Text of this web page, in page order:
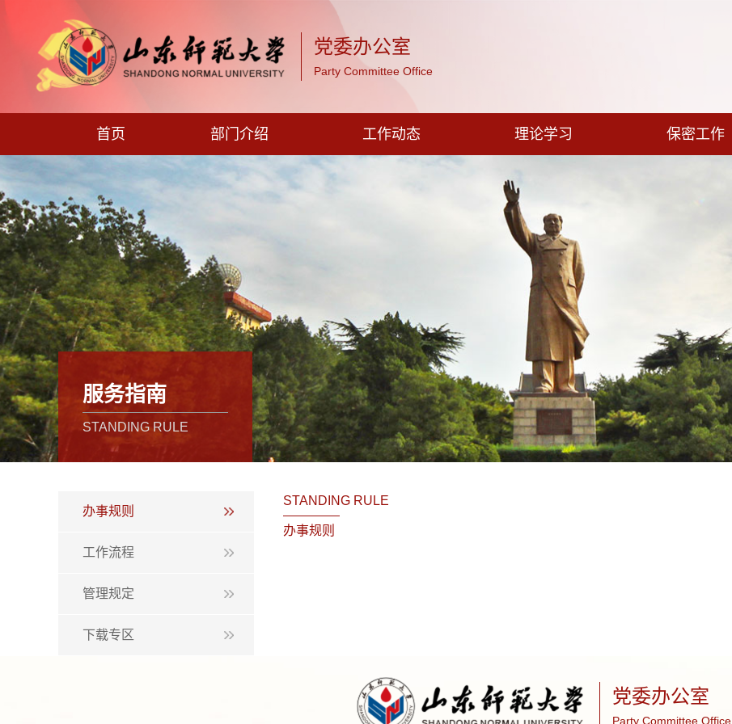
党委办公室
Party Committee Office
首页 部门介绍 工作动态 理论学习 保密工作
服务指南
STANDING RULE
办事规则
工作流程
管理规定
下载专区
STANDING RULE
办事规则
党委办公室
Party Committee Office